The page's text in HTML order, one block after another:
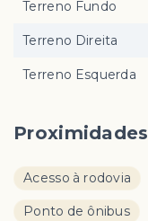
Proximidades
Acesso à rodovia
Ponto de ônibus
Terreno Fundo
Terreno Direita
Terreno Esquerda